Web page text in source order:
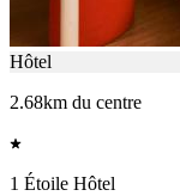
Hôtel
2.68km du centre
1 Étoile Hôtel